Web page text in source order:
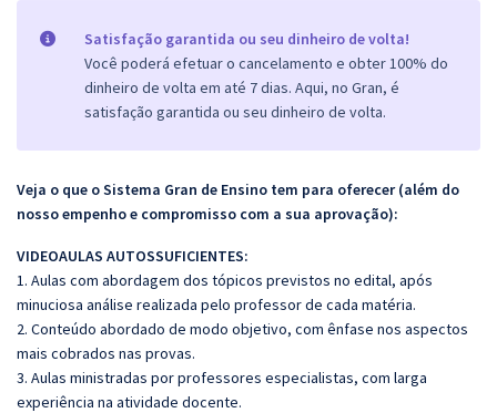
Satisfação garantida ou seu dinheiro de volta!
Você poderá efetuar o cancelamento e obter 100% do
dinheiro de volta em até 7 dias. Aqui, no Gran, é
satisfação garantida ou seu dinheiro de volta.
Veja o que o Sistema Gran de Ensino tem para oferecer (além do
nosso empenho e compromisso com a sua aprovação):
VIDEOAULAS AUTOSSUFICIENTES:
1. Aulas com abordagem dos tópicos previstos no edital, após
minuciosa análise realizada pelo professor de cada matéria.
2. Conteúdo abordado de modo objetivo, com ênfase nos aspectos
mais cobrados nas provas.
3. Aulas ministradas por professores especialistas, com larga
experiência na atividade docente.